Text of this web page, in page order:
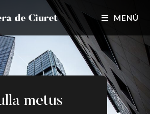
MENÚ
metus